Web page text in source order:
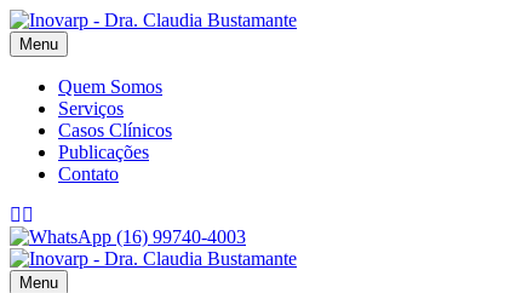
Menu
Quem Somos
Serviços
Casos Clínicos
Publicações
Contato
Facebook
Instagram
(16) 99740-4003
Menu